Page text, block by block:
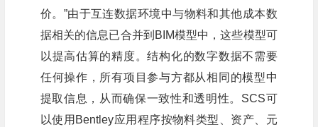
价。”由于互连数据环境中与物料和其他成本数
据相关的信息已合并到BIM模型中，这些模型可
以提高估算的精度。结构化的数字数据不需要
任何操作，所有项目参与方都从相同的模型中
提取信息，从而确保一致性和透明性。SCS可
以使用Bentley应用程序按物料类型、资产、元